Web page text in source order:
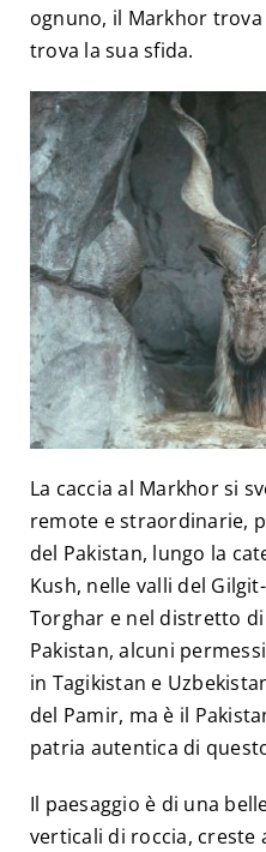
ognuno, il Markhor
trova la sua sfida.
La caccia al Markhor si
remote e straordinarie,
del Pakistan, lungo la
Kush, nelle valli del
Torghar e nel distretto
Pakistan, alcuni
in Tagikistan e
del Pamir, ma è il
patria autentica di
Il paesaggio è di una
verticali di roccia, creste